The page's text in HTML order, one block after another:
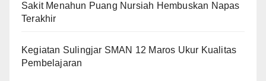
Sakit Menahun Puang Nursiah Hembuskan Napas
Terakhir
Kegiatan Sulingjar SMAN 12 Maros Ukur Kualitas
Pembelajaran